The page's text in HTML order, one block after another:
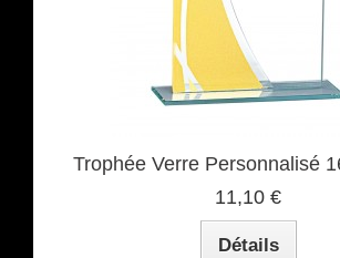
Trophée Verre Personnalisé
11,10 €
Détails